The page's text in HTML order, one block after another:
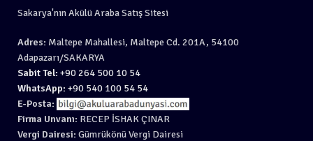
Sakarya'nın Akülü Araba Satış Sitesi
Adres: Maltepe Mahallesi, Maltepe Cd. 201A, 54100
Adapazarı/SAKARYA
Sabit Tel: +90 264 500 10 54
WhatsApp: +90 540 100 54 54
E-Posta:
Firma Unvanı: RECEP İSHAK ÇINAR
Vergi Dairesi: Gümrükönü Vergi Dairesi